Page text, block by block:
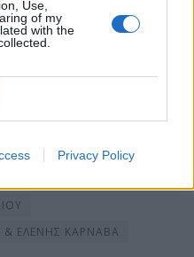
Use,
of my
with the
Privacy Policy
ΕΛΕΝΗΣ ΚΑΡΝΑΒΑ